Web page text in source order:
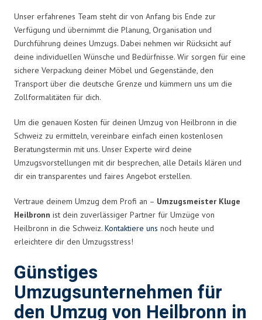
Unser erfahrenes Team steht dir von Anfang bis Ende zur
Verfügung und übernimmt die Planung, Organisation und
Durchführung deines Umzugs. Dabei nehmen wir Rücksicht auf
deine individuellen Wünsche und Bedürfnisse. Wir sorgen für eine
sichere Verpackung deiner Möbel und Gegenstände, den
Transport über die deutsche Grenze und kümmern uns um die
Zollformalitäten für dich.
Um die genauen Kosten für deinen Umzug von Heilbronn in die
Schweiz zu ermitteln, vereinbare einfach einen kostenlosen
Beratungstermin mit uns. Unser Experte wird deine
Umzugsvorstellungen mit dir besprechen, alle Details klären und
dir ein transparentes und faires Angebot erstellen.
Vertraue deinem Umzug dem Profi an – Umzugsmeister Kluge
Heilbronn ist dein zuverlässiger Partner für Umzüge von
Heilbronn in die Schweiz. Kontaktiere uns noch heute und
erleichtere dir den Umzugsstress!
Günstiges
Umzugsunternehmen für
den Umzug von Heilbronn in